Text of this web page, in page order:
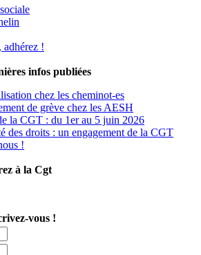
adhérez !
infos publiées
chez les cheminot-es
de grève chez les AESH
la CGT : du 1er au 5 juin 2026
des droits : un engagement de la CGT
!
à la Cgt
vous !